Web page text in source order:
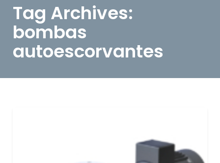
Tag Archives:
bombas
autoescorvantes